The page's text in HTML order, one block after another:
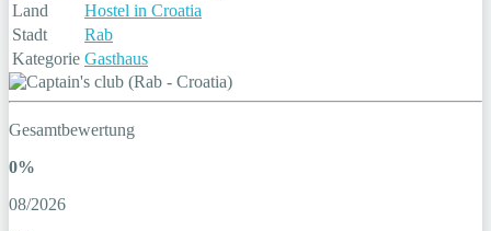
Land
Hostel in Croatia
Stadt
Rab
Kategorie Gasthaus
Gesamtbewertung
0%
08/2026